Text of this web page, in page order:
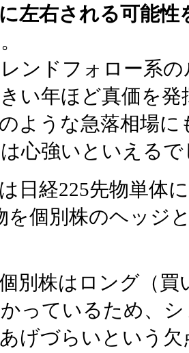
左右される可能性
ンドフォロー系
い年ほど真価を
ような急落相場
心強いといえる
は日経225先物単体
を個別株のヘッジ
別株はロング（買
っているため、
げづらいという